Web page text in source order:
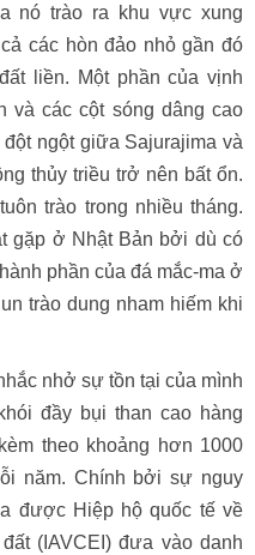
nó trào ra khu vực xung
các hòn đảo nhỏ gần đó
liền. Một phần của vịnh
và các cột sóng dâng cao
ngột giữa Sajurajima và
thủy triều trở nên bất ổn.
trào trong nhiều tháng.
gặp ở Nhật Bản bởi dù có
phần của đá mắc-ma ở
trào dung nham hiếm khi
nhở sự tồn tại của mình
đầy bụi than cao hàng
theo khoảng hơn 1000
năm. Chính bởi sự nguy
được Hiệp hộ quốc tế về
(IAVCEI) đưa vào danh